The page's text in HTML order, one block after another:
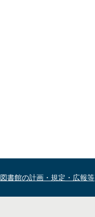
図書館の計画・規定・広報等